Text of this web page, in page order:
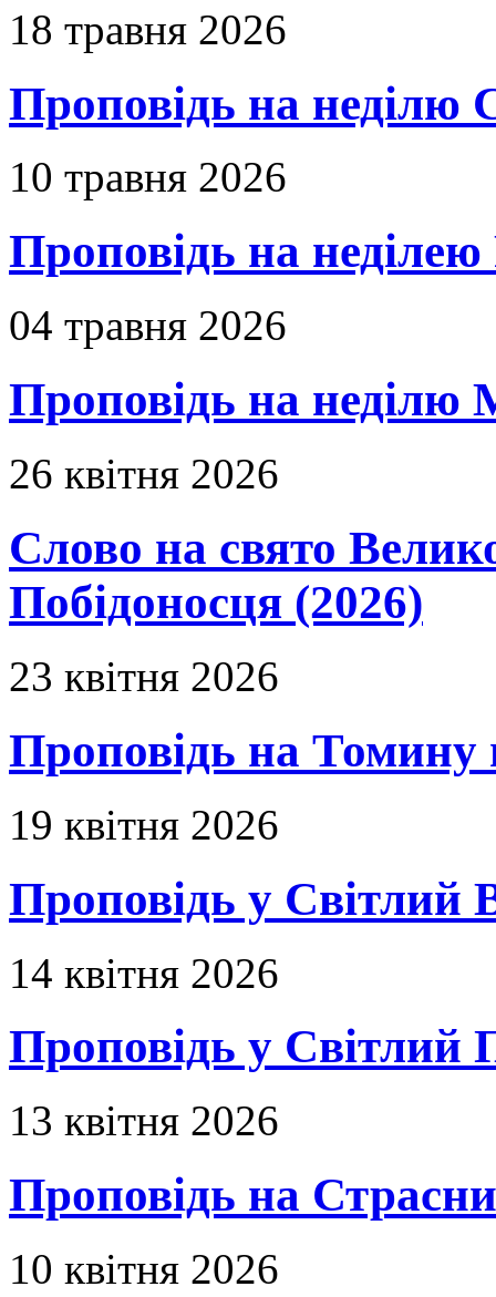
18 травня 2026
Проповідь на неділю
10 травня 2026
Проповідь на неділею
04 травня 2026
Проповідь на неділю
26 квітня 2026
Слово на свято
Побідоносця (2026)
23 квітня 2026
Проповідь на Томину
19 квітня 2026
Проповідь у Світлий
14 квітня 2026
Проповідь у Світлий
13 квітня 2026
Проповідь на
10 квітня 2026